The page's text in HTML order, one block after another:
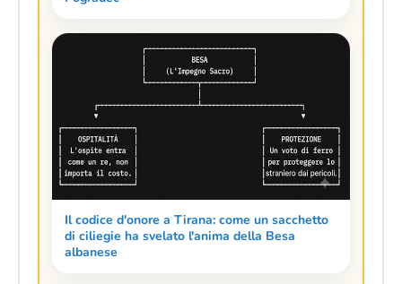
Il codice d'onore a Tirana: come un sacchetto
di ciliegie ha svelato l'anima della Besa
albanese